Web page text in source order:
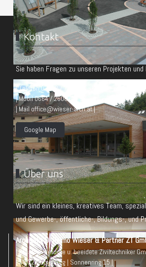
Kontakt
Sie haben Fragen zu unseren Projekten
| Telefon 03512 / 71 117 |
| Mobil 0664 / 2606734 |
| Mail office@wieser-arch.at |
Google Map
Über uns
Wir sind ein kleines, kreatives Team,
und Gewerbe-, öffentliche-, Bildungs-, und
Architekt DI Heimo Wieser & Partner ZT
| Staatlich befugte u. beeidete Ziviltechniker
| A-8724 Spielberg | Sonnenring 15 |